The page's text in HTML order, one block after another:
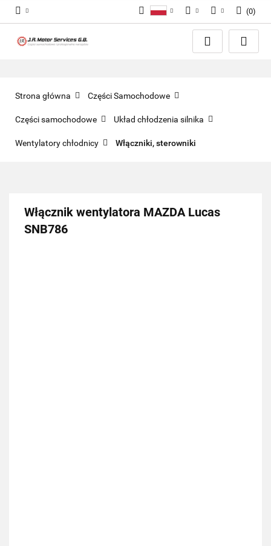
Zaloguj się
Zgody cookies
(0)
Strona główna Części Samochodowe
Części samochodowe Układ chłodzenia silnika
Wentylatory chłodnicy Włączniki, sterowniki
Włącznik wentylatora MAZDA Lucas
SNB786